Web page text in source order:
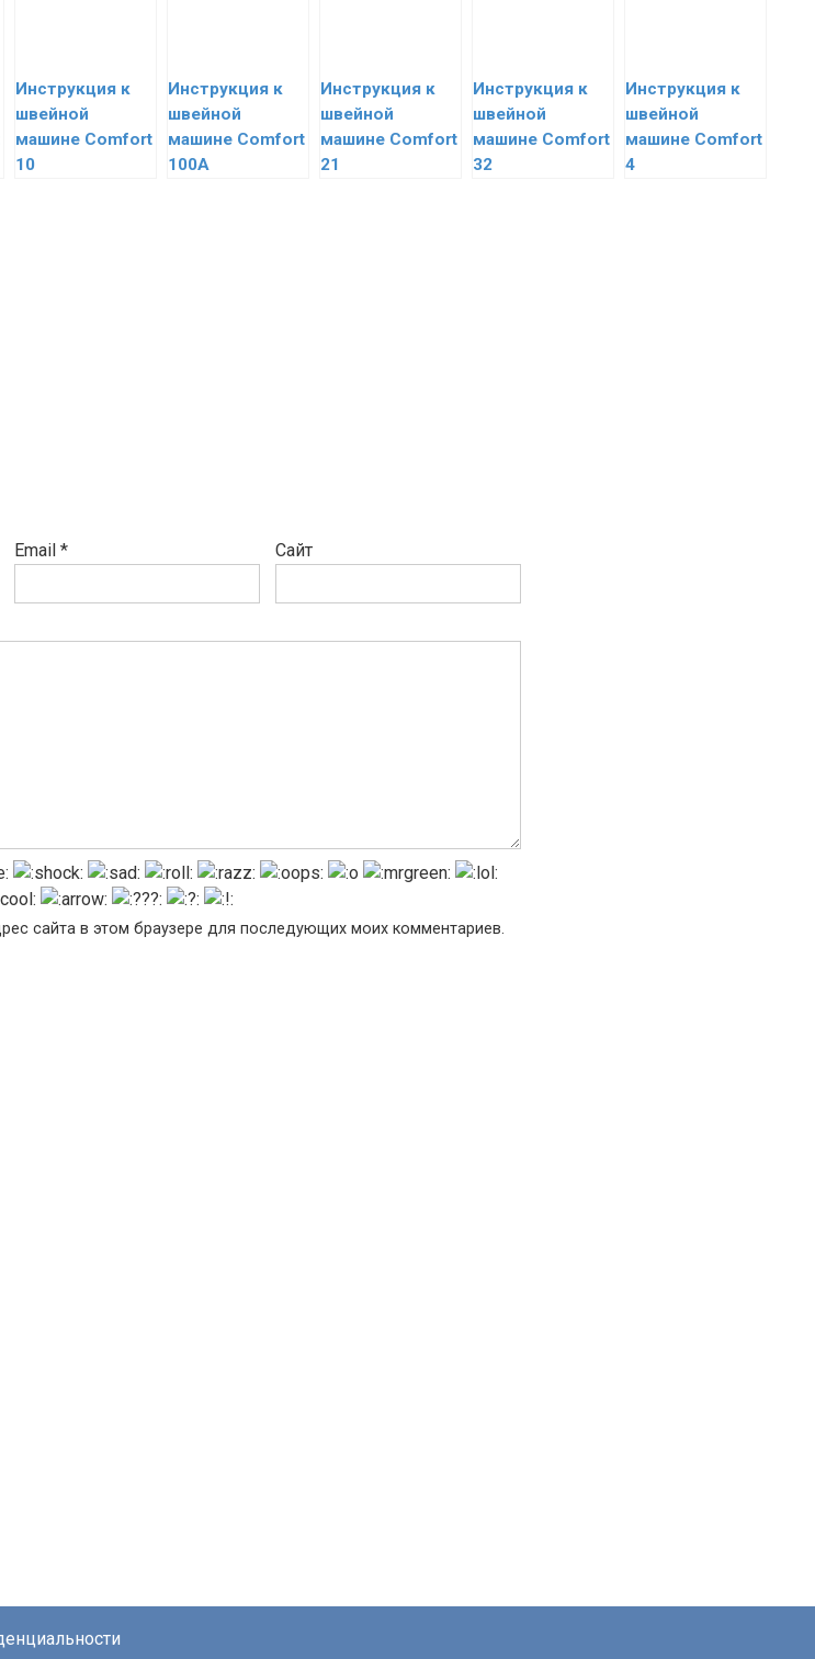
Инструкция к
швейной
машине Comfort
10
Инструкция к
швейной
машине Comfort
100A
Инструкция к
швейной
машине Comfort
21
Инструкция к
швейной
машине Comfort
32
Инструкция к
швейной
машине Comfort
4
Email * Сайт
сайта в этом браузере для последующих моих комментариев.